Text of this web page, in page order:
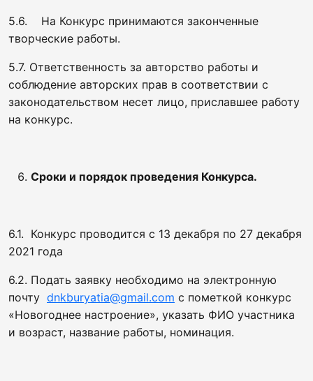
5.6. На Конкурс принимаются законченные
творческие работы.
5.7. Ответственность за авторство работы и
соблюдение авторских прав в соответствии с
законодательством несет лицо, приславшее работу
на конкурс.
Сроки и порядок проведения Конкурса.
6.1. Конкурс проводится с 13 декабря по 27 декабря
2021 года
6.2. Подать заявку необходимо на электронную
почту dnkburyatia@gmail.com с пометкой конкурс
«Новогоднее настроение», указать ФИО участника
и возраст, название работы, номинация.